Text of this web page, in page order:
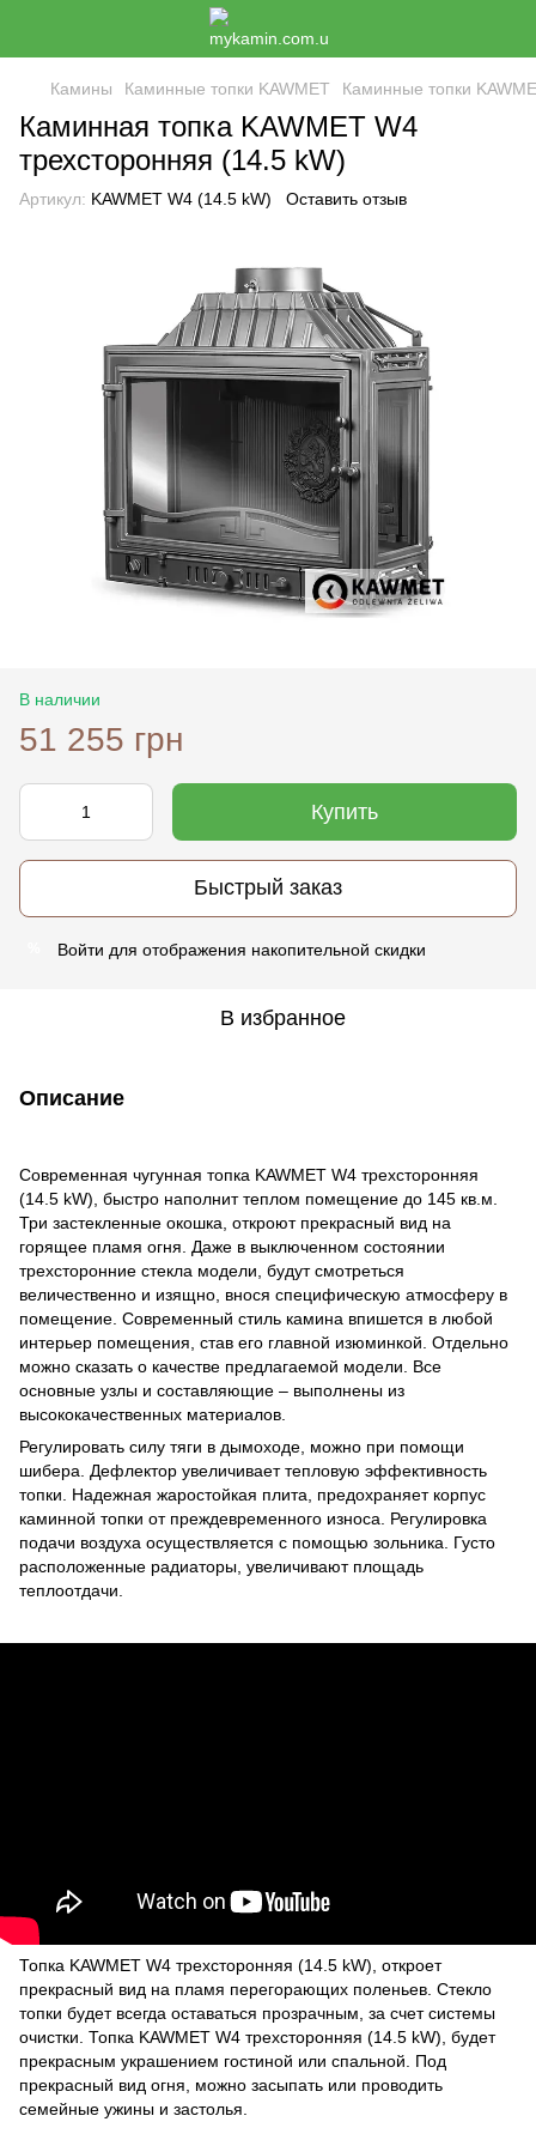
Камины Каминные топки KAWMET Каминные топки
Каминная топка KAWMET W4
трехсторонняя (14.5 kW)
Артикул: KAWMET W4 (14.5 kW) Оставить отзыв
В наличии
51 255 грн
Купить
Быстрый заказ
Войти для отображения накопительной скидки
В избранное
Описание
Современная чугунная топка KAWMET W4 трехсторонняя
(14.5 kW), быстро наполнит теплом помещение до 145 кв.м.
Три застекленные окошка, откроют прекрасный вид на
горящее пламя огня. Даже в выключенном состоянии
трехсторонние стекла модели, будут смотреться
величественно и изящно, внося специфическую атмосферу в
помещение. Современный стиль камина впишется в любой
интерьер помещения, став его главной изюминкой. Отдельно
можно сказать о качестве предлагаемой модели. Все
основные узлы и составляющие – выполнены из
высококачественных материалов.
Регулировать силу тяги в дымоходе, можно при помощи
шибера. Дефлектор увеличивает тепловую эффективность
топки. Надежная жаростойкая плита, предохраняет корпус
каминной топки от преждевременного износа. Регулировка
подачи воздуха осуществляется с помощью зольника. Густо
расположенные радиаторы, увеличивают площадь
теплоотдачи.
Топка KAWMET W4 трехсторонняя (14.5 kW), откроет
прекрасный вид на пламя перегорающих поленьев. Стекло
топки будет всегда оставаться прозрачным, за счет системы
очистки. Топка KAWMET W4 трехсторонняя (14.5 kW), будет
прекрасным украшением гостиной или спальной. Под
прекрасный вид огня, можно засыпать или проводить
семейные ужины и застолья.